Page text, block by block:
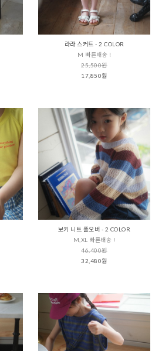
라라 스커트 - 2 COLOR
M 빠른배송 !
25,500원
17,850원
보키 니트 풀오버 - 2 COLOR
M,XL 빠른배송 !
46,400원
32,480원